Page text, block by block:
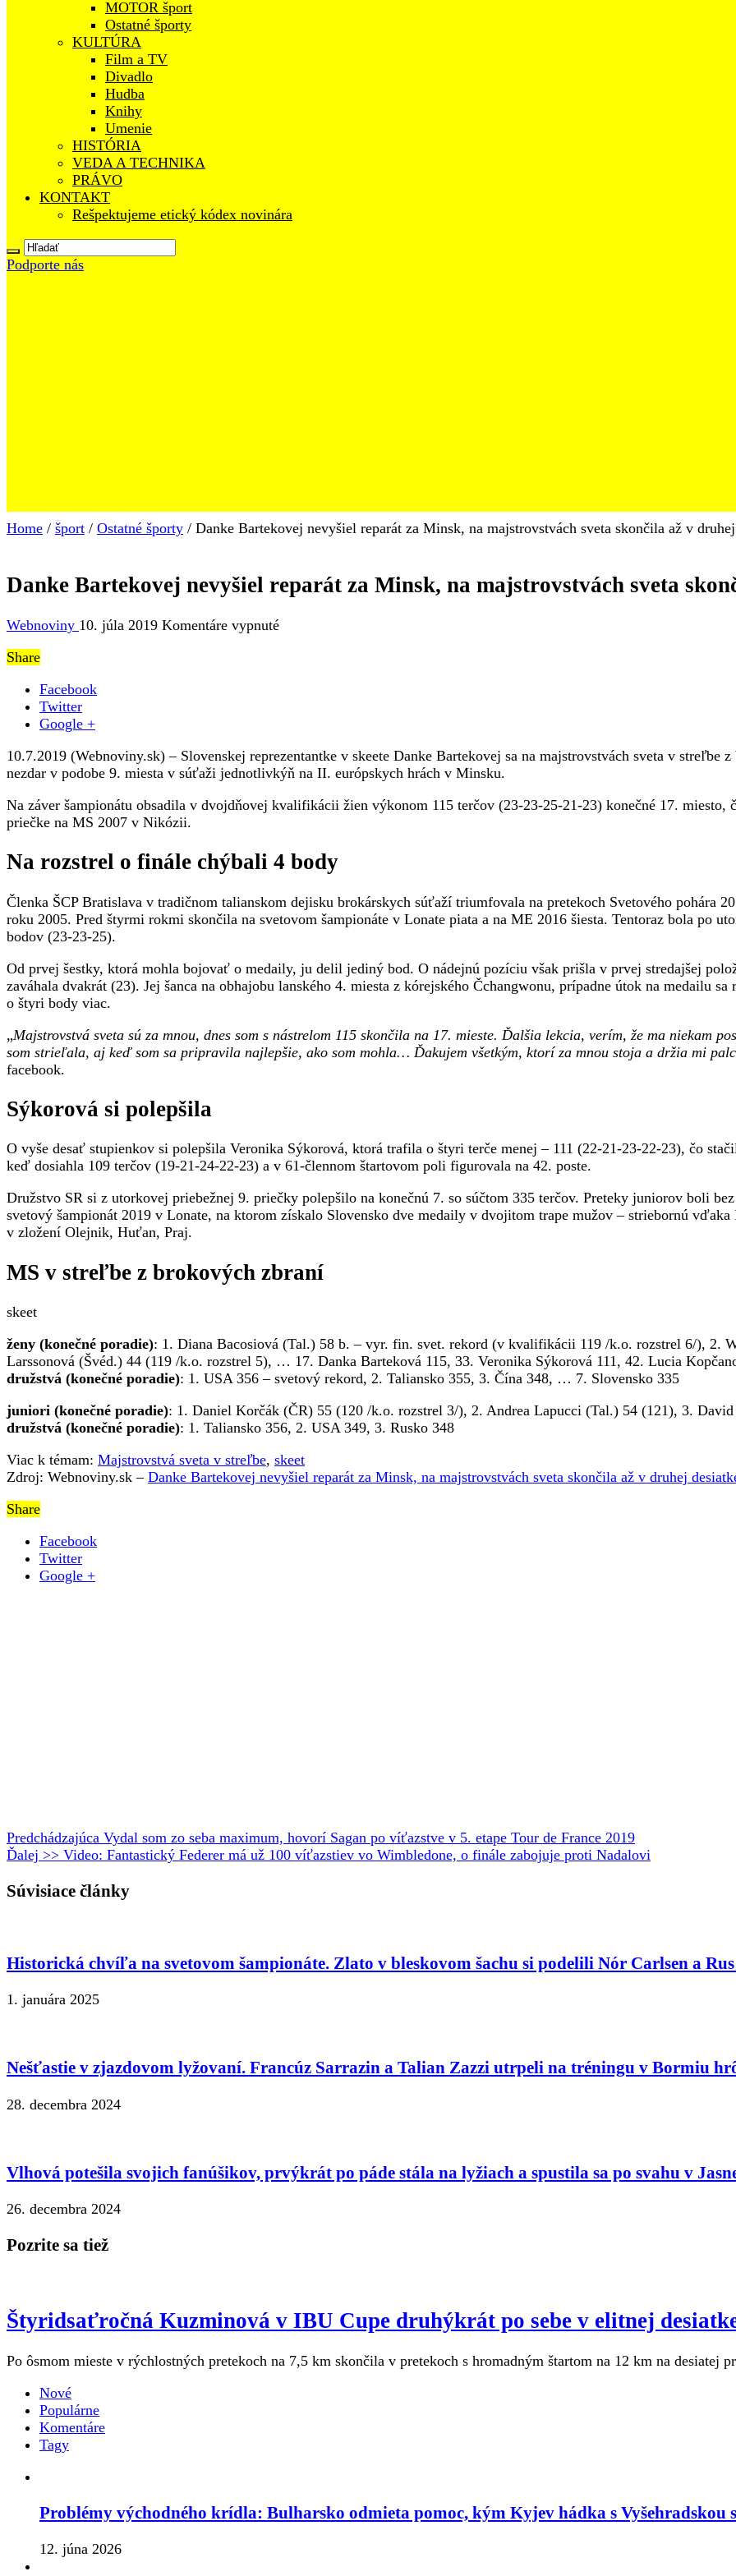
MOTOR šport
Ostatné športy
KULTÚRA
Film a TV
Divadlo
Hudba
Knihy
Umenie
HISTÓRIA
VEDA A TECHNIKA
PRÁVO
KONTAKT
Rešpektujeme etický kódex novinára
Podporte nás
Home / šport / Ostatné športy / Danke Bartekovej nevyšiel reparát za Minsk, na majstrovstvách sveta skončila až v
Danke Bartekovej nevyšiel reparát za Minsk, na majstrovstvách sveta
Webnoviny 10. júla 2019 Komentáre vypnuténa
majstrovstvách
sveta
skončila
až
desiatke
Share
Facebook
Twitter
Google +
10.7.2019 (Webnoviny.sk) – Slovenskej reprezentantke v skeete Danke Bartekovej sa na majstrovstvách sveta v
nezdar v podobe 9. miesta v súťaži jednotlivkýň na II. európskych hrách v Minsku.
Na záver šampionátu obsadila v dvojdňovej kvalifikácii žien výkonom 115 terčov (23-23-25-21-23) konečné 17. miesto,
priečke na MS 2007 v Nikózii.
Na rozstrel o finále chýbali 4 body
Členka ŠCP Bratislava v tradičnom talianskom dejisku brokárskych súťaží triumfovala na pretekoch Svetového pohára
roku 2005. Pred štyrmi rokmi skončila na svetovom šampionáte v Lonate piata a na ME 2016 šiesta. Tentoraz bola po
bodov (23-23-25).
Od prvej šestky, ktorá mohla bojovať o medaily, ju delil jediný bod. O nádejnú pozíciu však prišla v prvej stredajšej
zaváhala dvakrát (23). Jej šanca na obhajobu lanského 4. miesta z kórejského Čchangwonu, prípadne útok na medailu
o štyri body viac.
„Majstrovstvá sveta sú za mnou, dnes som s nástrelom 115 skončila na 17. mieste. Ďalšia lekcia, verím, že ma niekam
som strieľala, aj keď som sa pripravila najlepšie, ako som mohla… Ďakujem všetkým, ktorí za mnou stoja a držia mi
facebook.
Sýkorová si polepšila
O vyše desať stupienkov si polepšila Veronika Sýkorová, ktorá trafila o štyri terče menej – 111 (22-21-23-22-23), čo
keď dosiahla 109 terčov (19-21-24-22-23) a v 61-člennom štartovom poli figurovala na 42. poste.
Družstvo SR si z utorkovej priebežnej 9. priečky polepšilo na konečnú 7. so súčtom 335 terčov. Preteky juniorov boli
svetový šampionát 2019 v Lonate, na ktorom získalo Slovensko dve medaily v dvojitom trape mužov – striebornú
v zložení Olejnik, Huťan, Praj.
MS v streľbe z brokových zbraní
skeet
ženy (konečné poradie): 1. Diana Bacosiová (Tal.) 58 b. – vyr. fin. svet. rekord (v kvalifikácii 119 /k.o. rozstrel 6/), 2.
Larssonová (Švéd.) 44 (119 /k.o. rozstrel 5), … 17. Danka Barteková 115, 33. Veronika Sýkorová 111, 42. Lucia
družstvá (konečné poradie): 1. USA 356 – svetový rekord, 2. Taliansko 355, 3. Čína 348, … 7. Slovensko 335
juniori (konečné poradie): 1. Daniel Korčák (ČR) 55 (120 /k.o. rozstrel 3/), 2. Andrea Lapucci (Tal.) 54 (121), 3.
družstvá (konečné poradie): 1. Taliansko 356, 2. USA 349, 3. Rusko 348
Viac k témam: Majstrovstvá sveta v streľbe, skeet
Zdroj: Webnoviny.sk – Danke Bartekovej nevyšiel reparát za Minsk, na majstrovstvách sveta skončila až v druhej
Share
Facebook
Twitter
Google +
Predchádzajúca Vydal som zo seba maximum, hovorí Sagan po víťazstve v 5. etape Tour de France 2019
Ďalej >> Video: Fantastický Federer má už 100 víťazstiev vo Wimbledone, o finále zabojuje proti Nadalovi
Súvisiace články
Historická chvíľa na svetovom šampionáte. Zlato v bleskovom šachu si podelili Nór Carlsen a
1. januára 2025
Nešťastie v zjazdovom lyžovaní. Francúz Sarrazin a Talian Zazzi utrpeli na tréningu v Bormiu
28. decembra 2024
Vlhová potešila svojich fanúšikov, prvýkrát po páde stála na lyžiach a spustila sa po svahu v
26. decembra 2024
Pozrite sa tiež
Štyridsaťročná Kuzminová v IBU Cupe druhýkrát po sebe v elitnej
Po ôsmom mieste v rýchlostných pretekoch na 7,5 km skončila v pretekoch s hromadným štartom na 12 km na desiatej
Nové
Populárne
Komentáre
Tagy
Problémy východného krídla: Bulharsko odmieta pomoc, kým Kyjev hádka s Vyšehradskou
12. júna 2026